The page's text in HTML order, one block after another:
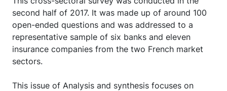
second half of 2017. It was made up of around 100
open-ended questions and was addressed to a
representative sample of six banks and eleven
insurance companies from the two French market
sectors.
This issue of Analysis and synthesis focuses on